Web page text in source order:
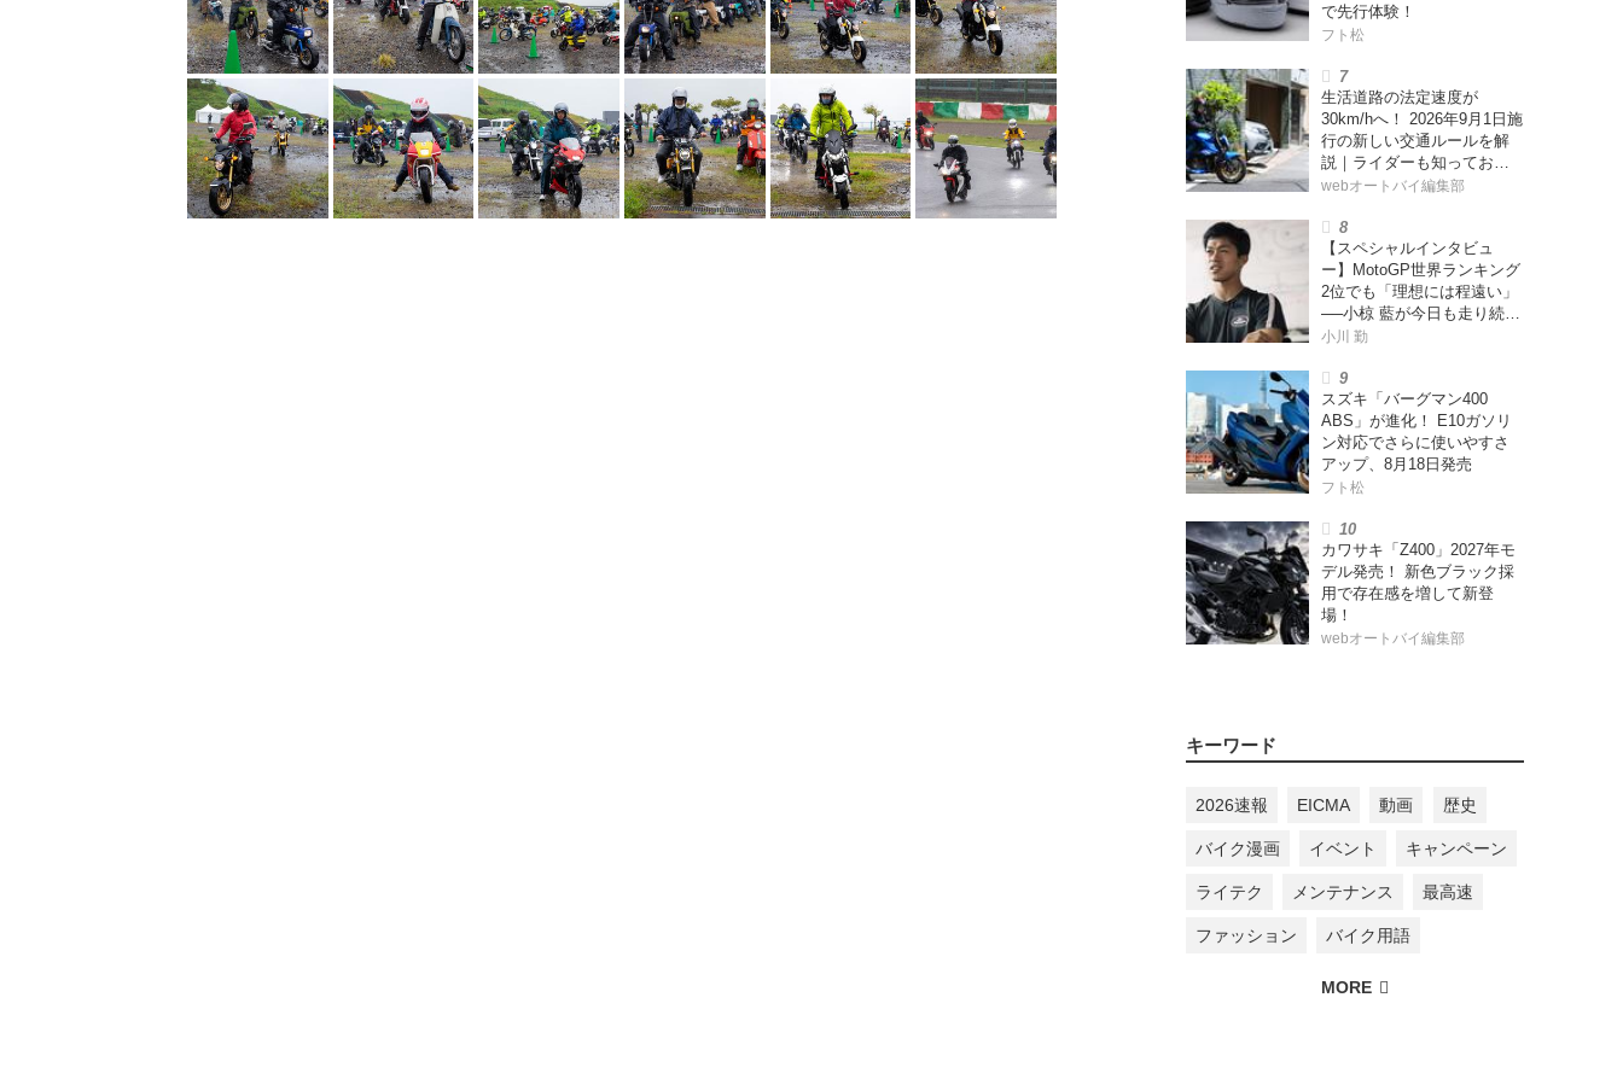
で先行体験！
フト松
生活道路の法定速度が
30km/hへ！ 2026年9月1日施
行の新しい交通ルールを解
説｜ライダーも知っておく
べきポイントをチェック！
webオートバイ編集部
【スペシャルインタビュ
ー】MotoGP世界ランキング
2位でも「理想には程遠い」
──小椋 藍が今日も走り続け
る理由
小川 勤
スズキ「バーグマン400
ABS」が進化！ E10ガソリ
ン対応でさらに使いやすさ
アップ、8月18日発売
フト松
カワサキ「Z400」2027年モ
デル発売！ 新色ブラック採
用で存在感を増して新登
場！
webオートバイ編集部
キーワード
2026速報 EICMA 動画 歴史
バイク漫画 イベント キャンペーン
ライテク メンテナンス 最高速
ファッション バイク用語